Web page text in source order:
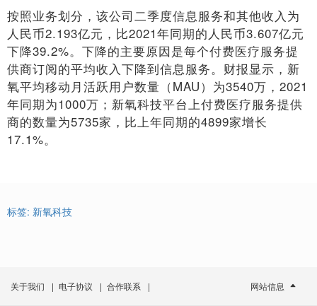
按照业务划分，该公司二季度信息服务和其他收入为
人民币2.193亿元，比2021年同期的人民币3.607亿元
下降39.2%。下降的主要原因是每个付费医疗服务提
供商订阅的平均收入下降到信息服务。财报显示，新
氧平均移动月活跃用户数量（MAU）为3540万，2021
年同期为1000万；新氧科技平台上付费医疗服务提供
商的数量为5735家，比上年同期的4899家增长
17.1%。
标签: 新氧科技
关于我们 | 电子协议 | 合作联系 | 网站信息